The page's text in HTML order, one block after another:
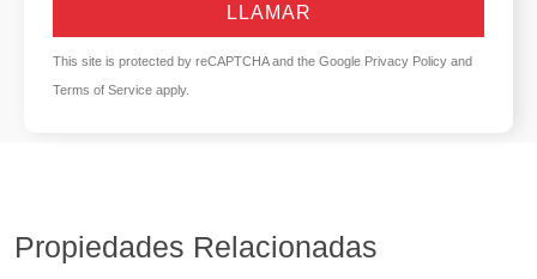
LLAMAR
This site is protected by reCAPTCHA and the Google Privacy Policy and
Terms of Service apply.
Propiedades Relacionadas